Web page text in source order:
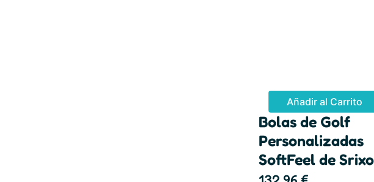
Añadir al Carrito
Bolas de Golf
Personalizadas
SoftFeel de